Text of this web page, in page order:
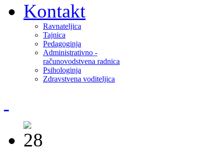
Kontakt
Ravnateljica
Tajnica
Pedagoginja
Administrativno -
računovodstvena radnica
Psihologinja
Zdravstvena voditeljica